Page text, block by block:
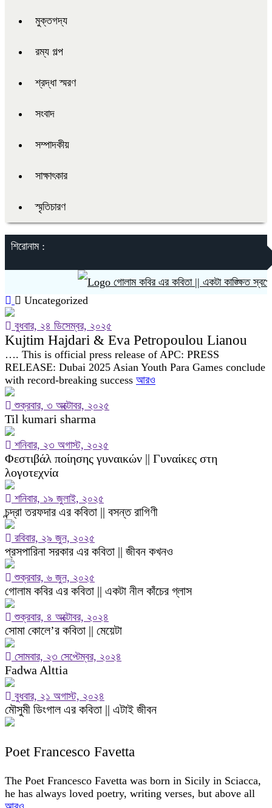
মুক্তগদ্য
রম্য গল্প
শ্রদ্ধা স্মরণ
সংবাদ
সম্পাদকীয়
সাক্ষাৎকার
স্মৃতিচারণ
শিরোনাম :
গোলাম কবির এর কবিতা || একটা কাঙ্ক্ষিত স্বপ্নের
Uncategorized
বুধবার, ২৪ ডিসেম্বর, ২০২৫
Kujtim Hajdari & Eva Petropoulou Lianou
…. This is official press release of APC: PRESS
RELEASE: Dubai 2025 Asian Youth Para Games conclude
with record-breaking success আরও
শুক্রবার, ৩ অক্টোবর, ২০২৫
Til kumari sharma
শনিবার, ২৩ অগাস্ট, ২০২৫
Φεστιβάλ ποίησης γυναικών || Γυναίκες στη
λογοτεχνία
শনিবার, ১৯ জুলাই, ২০২৫
চন্দ্রা তরফদার এর কবিতা || বসন্ত রাগিণী
রবিবার, ২৯ জুন, ২০২৫
প্রসপারিনা সরকার এর কবিতা || জীবন কখনও
শুক্রবার, ৬ জুন, ২০২৫
গোলাম কবির এর কবিতা || একটা নীল কাঁচের গ্লাস
শুক্রবার, ৪ অক্টোবর, ২০২৪
সোমা কোলে’র কবিতা || মেয়েটা
সোমবার, ২৩ সেপ্টেম্বর, ২০২৪
Fadwa Alttia
বুধবার, ২১ অগাস্ট, ২০২৪
মৌসুমী ডিংগাল এর কবিতা || এটাই জীবন
Poet Francesco Favetta
The Poet Francesco Favetta was born in Sicily in Sciacca,
he has always loved poetry, writing verses, but above all